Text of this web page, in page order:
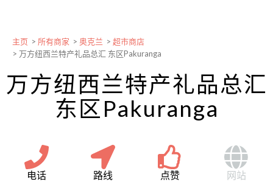
主页 > 所有商家 > 奥克兰 > 超市商店
> 万方纽西兰特产礼品总汇 东区Pakuranga
万方纽西兰特产礼品总汇
东区Pakuranga
电话 路线 点赞 网站